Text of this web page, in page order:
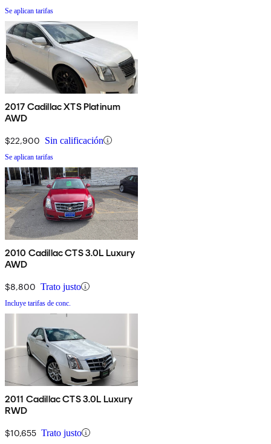
Se aplican tarifas
2017 Cadillac XTS Platinum
AWD
$22,900 Sin calificación
Se aplican tarifas
2010 Cadillac CTS 3.0L Luxury
AWD
$8,800 Trato justo
Incluye tarifas de conc.
2011 Cadillac CTS 3.0L Luxury
RWD
$10,655 Trato justo